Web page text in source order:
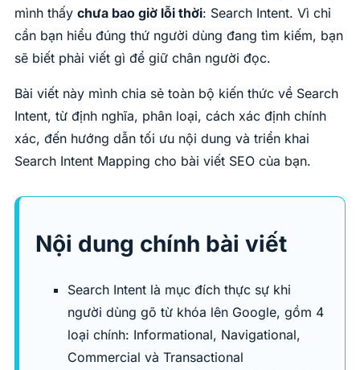
mình thấy chưa bao giờ lỗi thời: Search Intent. Vì chỉ
cần bạn hiểu đúng thứ người dùng đang tìm kiếm, bạn
sẽ biết phải viết gì để giữ chân người đọc.
Bài viết này mình chia sẻ toàn bộ kiến thức về Search
Intent, từ định nghĩa, phân loại, cách xác định chính
xác, đến hướng dẫn tối ưu nội dung và triển khai
Search Intent Mapping cho bài viết SEO của bạn.
Nội dung chính bài viết
Search Intent là mục đích thực sự khi
người dùng gõ từ khóa lên Google, gồm 4
loại chính: Informational, Navigational,
Commercial và Transactional